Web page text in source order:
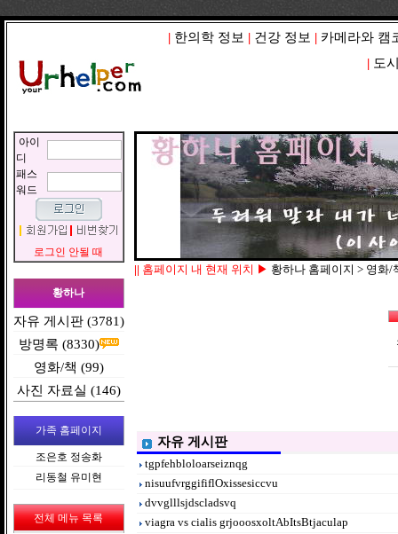
| 한의학 정보 | 건강 정보 | 카메라와 캠
| 도
아이
디
패스
워드
로그인 안될 때
황하나
자유 게시판 (3781)
방명록 (8330)
영화/책 (99)
사진 자료실 (146)
가족 홈페이지
조은호 정송화
리동철 유미현
전체 메뉴 목록
|| 홈페이지 내 현재 위치 ▶ 황하나 홈페이지 > 영화/
자유 게시판
tgpfehbloloarseiznqg
nisuufvrggififlOxissesiccvu
dvvglllsjdscladsvq
viagra vs cialis grjooosxoltAbItsBtjaculap